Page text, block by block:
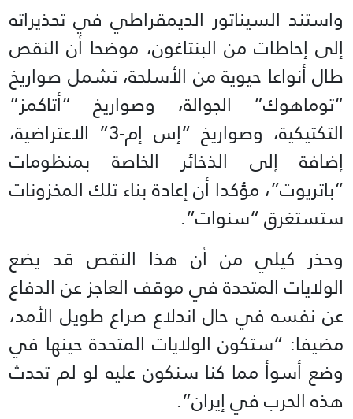
واستند السيناتور الديمقراطي في تحذيراته
إلى إحاطات من البنتاغون، موضحا أن النقص
طال أنواعا حيوية من الأسلحة، تشمل صواريخ
“توماهوك” الجوالة، وصواريخ “أتاكمز”
التكتيكية، وصواريخ “إس إم-3” الاعتراضية،
إضافة إلى الذخائر الخاصة بمنظومات
“باتريوت”، مؤكدا أن إعادة بناء تلك المخزونات
ستستغرق “سنوات”.
وحذر كيلي من أن هذا النقص قد يضع
الولايات المتحدة في موقف العاجز عن الدفاع
عن نفسه في حال اندلاع صراع طويل الأمد،
مضيفا: “ستكون الولايات المتحدة حينها في
وضع أسوأ مما كنا سنكون عليه لو لم تحدث
هذه الحرب في إيران”.